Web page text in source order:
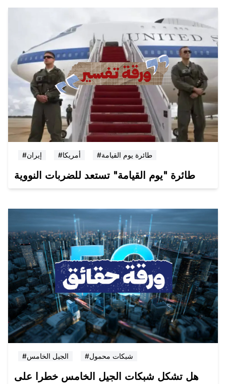
#إيران #أمريكا #طائرة يوم القيامة
طائرة "يوم القيامة" تستعد للضربات النووية
#الجيل الخامس #شبكات محمول
هل تشكل شبكات الجيل الخامس خطرا على